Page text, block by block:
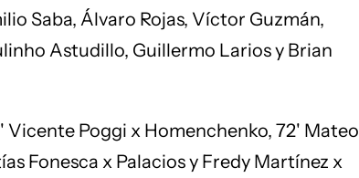
Saba, Álvaro Rojas, Víctor Guzmán,
Astudillo, Guillermo Larios y Brian
Vicente Poggi x Homenchenko, 72' Mateo
Fonesca x Palacios y Fredy Martínez x